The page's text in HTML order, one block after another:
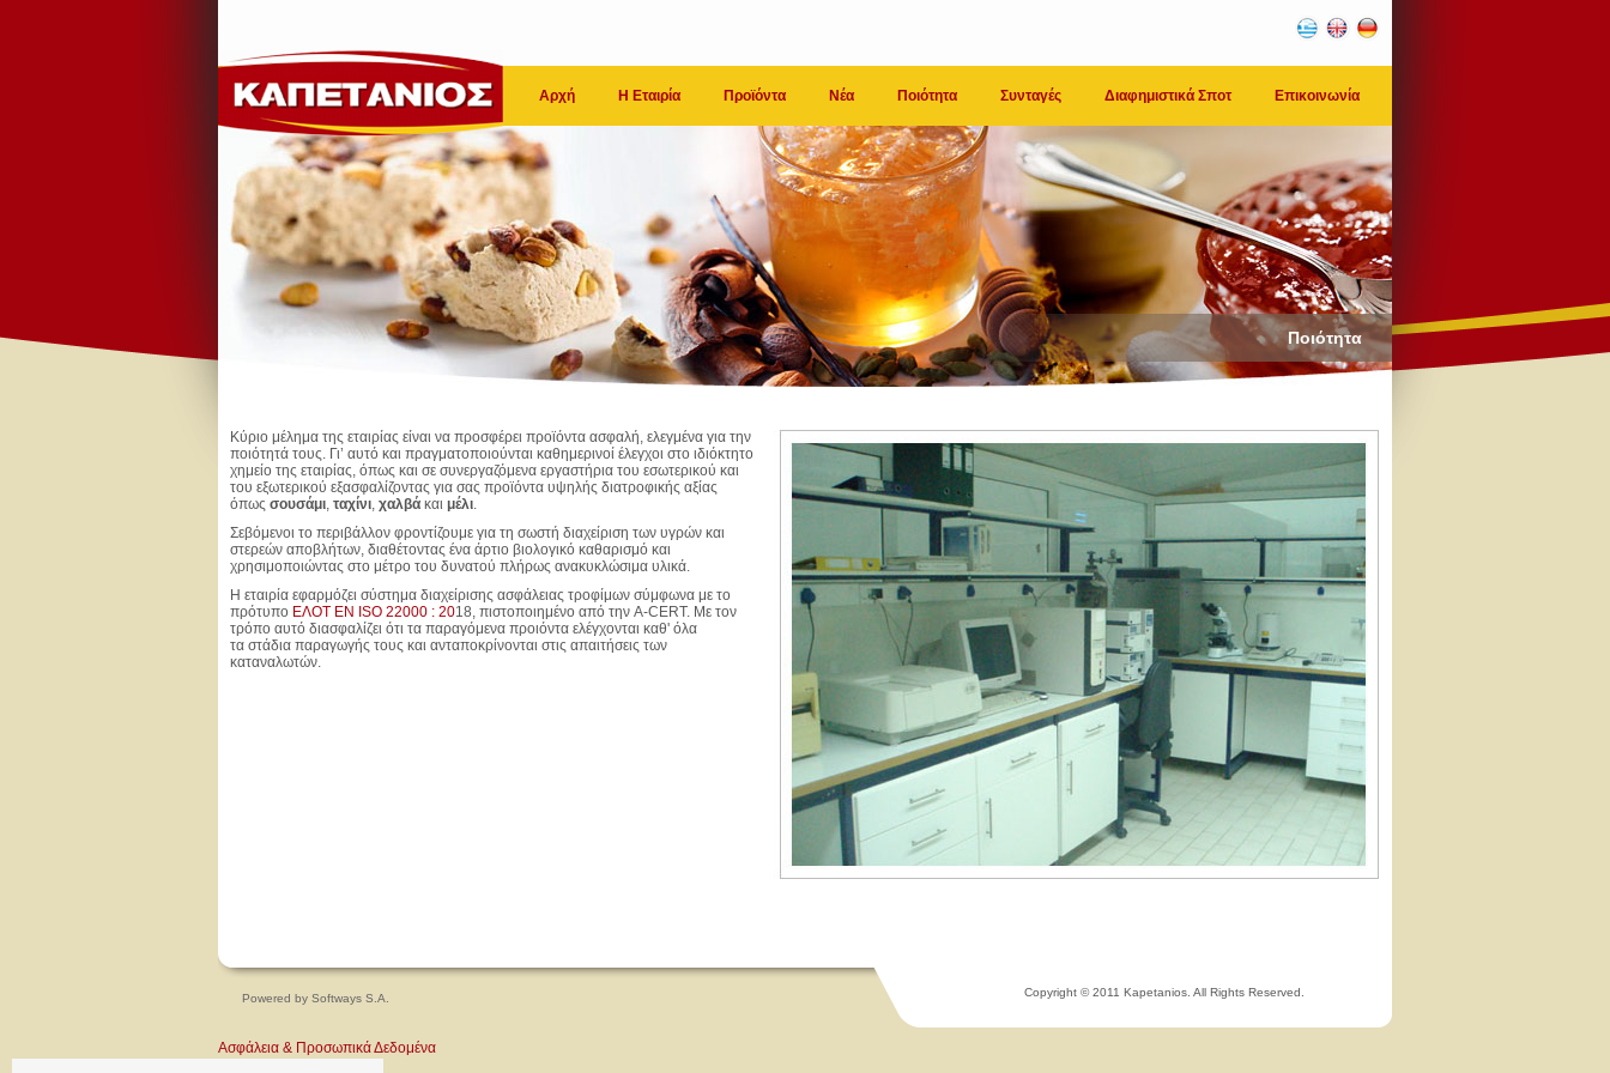
Αρχή Η Εταιρία Προϊόντα Νέα Ποιότητα Συνταγές Διαφημιστικά Σποτ Επικοινωνία
Ποιότητα
Κύριο μέλημα της εταιρίας είναι να προσφέρει προϊόντα ασφαλή, ελεγμένα για την
ποιότητά τους. Γι’ αυτό και πραγματοποιούνται καθημερινοί έλεγχοι στο ιδιόκτητο
χημείο της εταιρίας, όπως και σε συνεργαζόμενα εργαστήρια του εσωτερικού και
του εξωτερικού εξασφαλίζοντας για σας προϊόντα υψηλής διατροφικής αξίας
όπως σουσάμι, ταχίνι, χαλβά και μέλι.
Σεβόμενοι το περιβάλλον φροντίζουμε για τη σωστή διαχείριση των υγρών και
στερεών αποβλήτων, διαθέτοντας ένα άρτιο βιολογικό καθαρισμό και
χρησιμοποιώντας στο μέτρο του δυνατού πλήρως ανακυκλώσιμα υλικά.
Η εταιρία εφαρμόζει σύστημα διαχείρισης ασφάλειας τροφίμων σύμφωνα με το
πρότυπο ΕΛΟΤ ΕΝ ISO 22000 : 2018, πιστοποιημένο από την A-CERT. Με τον
τρόπο αυτό διασφαλίζει ότι τα παραγόμενα προιόντα ελέγχονται καθ' όλα
τα στάδια παραγωγής τους και ανταποκρίνονται στις απαιτήσεις των
καταναλωτών.
Powered by Softways S.A. Copyright © 2011 Kapetanios. All Rights Reserved.
Ασφάλεια & Προσωπικά Δεδομένα